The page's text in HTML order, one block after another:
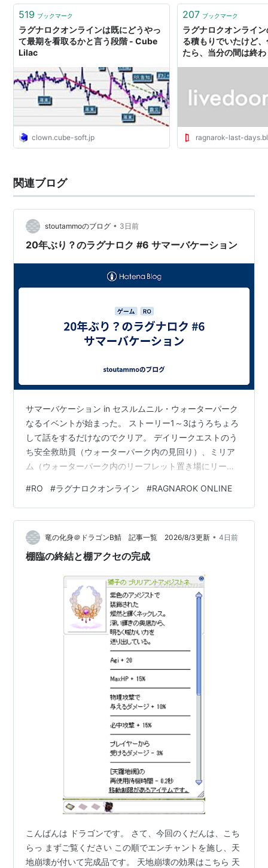
で買いたかったが見当たら…
519 ブックマーク
ラグナロクオンラインは既にどうやっ
て最期を看取るかと言う段階 - Cube
Lilac
clown.cube-soft.jp
207 ブックマーク
ラグナロクオンライ
る積もりでいたけど
たら、当分の間は終
ragnarok-last-
関連ブログ
stoutammoのブログ • 3日前
20年ぶり？のラグナロク #6 サマーバケーション
サマーバケーション in セスルムニル・ウォーターパーク
なるイベントが始まった。 ストーリー1～3はうろちょろ
して話をするだけなのでクリア。 デイリークエストのう
ち安全救助員（ウォーターパーク内の見回り）、ミリア
ム（ウォーターパーク内のリーフレット置き場にリーフ
子探し）の3つはパーク内をうろちょろすれば良いので
OK問題なし。 素麺商人、イカ丸焼き商人、スイカデザー
ト商人の討伐＆納品については討伐対象モンスターのい
るマップにレベル制限あり。 素麺商人：なめらかな麺
（たぶん「大浴場メディタティオ」がLv210からが最低ラ
#RO #ラグナロクオンライン #RAGNAROK ONLINE
竜の化身＠ドラゴンB鯖 記事一覧 2026/8/3更新 • 4日前
棚臨の終結と棚アクセの完成
こんばんは ドラゴンです。 さて、今回のくだんは、こち
らっ まずご覧ください この順でエンチャントを施し、天
地崩壊が付いて完成品です。 天地崩壊の効果はこちら 天